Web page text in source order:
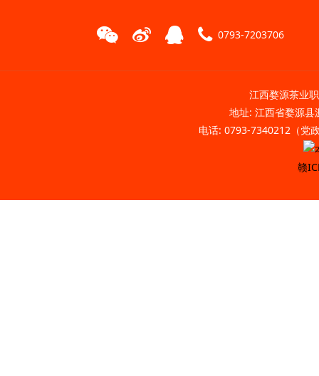
0793-7203706
江西婺源茶业
地址: 江西省婺源
电话: 0793-7340212（党
赣